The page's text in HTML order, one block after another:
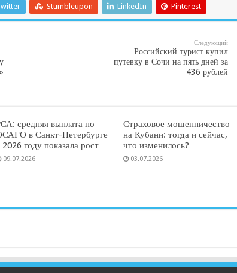
Stumbleupon LinkedIn Pinterest
Следующий
Российский турист купил
путевку в Сочи на пять дней за
436 рублей
средняя выплата по
в Санкт-Петербурге
2026 году показала рост
09.07.2026
Страховое мошенничество
на Кубани: тогда и сейчас,
что изменилось?
03.07.2026